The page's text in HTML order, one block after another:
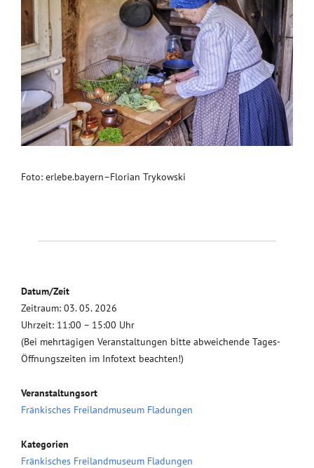
Foto: erlebe.bayern–Florian Trykowski
Datum/Zeit
Zeitraum: 03. 05. 2026
Uhrzeit: 11:00 – 15:00 Uhr
(Bei mehrtägigen Veranstaltungen bitte abweichende Tages-
Öffnungszeiten im Infotext beachten!)
Veranstaltungsort
Fränkisches Freilandmuseum Fladungen
Kategorien
Fränkisches Freilandmuseum Fladungen